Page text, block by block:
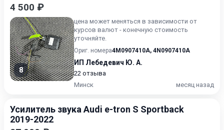
4 500 ₽
8
цена может меняться в зависимости от
курсов валют - конечную стоимость
уточняйте.
Ориг. номера4M0907410A, 4N0907410A
ИП Лебедевич Ю. А.
22 отзыва
Минск
месяц назад
Усилитель звука Audi e-tron S Sportback
2019-2022